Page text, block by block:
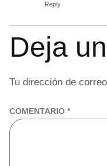
Reply
Deja
Tu dirección de
COMENTARIO *